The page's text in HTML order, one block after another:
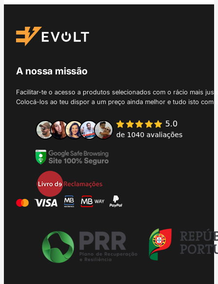
A nossa missão
Facilitar-te o acesso a produtos selecionados com o rácio mais
Colocá-los ao teu dispor a um preço ainda melhor e tudo isto